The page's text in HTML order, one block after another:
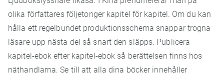
olika författares följetonger kapitel för kapitel. Om du kan
hålla ett regelbundet produktionsschema snappar trogna
läsare upp nästa del så snart den släpps. Publicera
kapitel-ebok efter kapitel-ebok så berättelsen finns hos
näthandlarna. Se till att alla dina böcker innehåller